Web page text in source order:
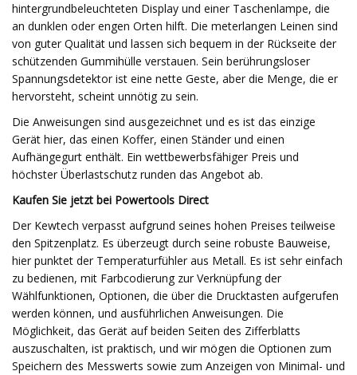
hintergrundbeleuchteten Display und einer Taschenlampe, die
an dunklen oder engen Orten hilft. Die meterlangen Leinen sind
von guter Qualität und lassen sich bequem in der Rückseite der
schützenden Gummihülle verstauen. Sein berührungsloser
Spannungsdetektor ist eine nette Geste, aber die Menge, die er
hervorsteht, scheint unnötig zu sein.
Die Anweisungen sind ausgezeichnet und es ist das einzige
Gerät hier, das einen Koffer, einen Ständer und einen
Aufhängegurt enthält. Ein wettbewerbsfähiger Preis und
höchster Überlastschutz runden das Angebot ab.
Kaufen Sie jetzt bei Powertools Direct
Der Kewtech verpasst aufgrund seines hohen Preises teilweise
den Spitzenplatz. Es überzeugt durch seine robuste Bauweise,
hier punktet der Temperaturfühler aus Metall. Es ist sehr einfach
zu bedienen, mit Farbcodierung zur Verknüpfung der
Wählfunktionen, Optionen, die über die Drucktasten aufgerufen
werden können, und ausführlichen Anweisungen. Die
Möglichkeit, das Gerät auf beiden Seiten des Zifferblatts
auszuschalten, ist praktisch, und wir mögen die Optionen zum
Speichern des Messwerts sowie zum Anzeigen von Minimal- und